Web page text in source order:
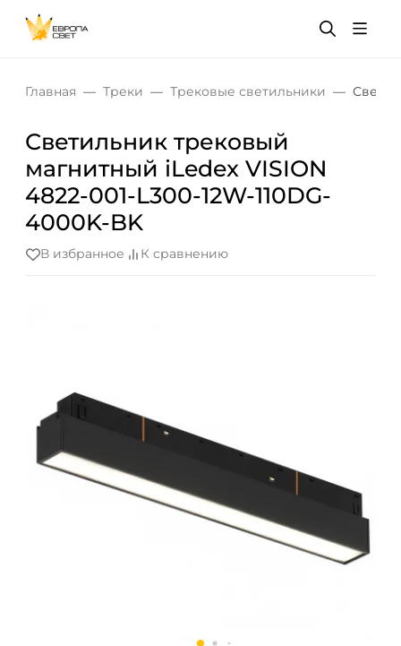
Главная Треки Трековые светильники
Светильник трековый
магнитный iLedex VISION
4822-001-L300-12W-110DG-
4000K-BK
В избранное К сравнению